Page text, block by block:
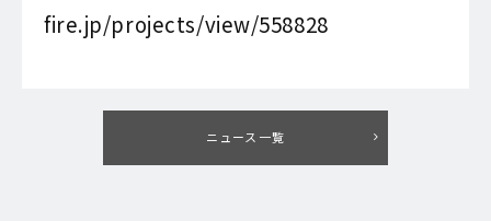
fire.jp/projects/view/558828
ニュース一覧